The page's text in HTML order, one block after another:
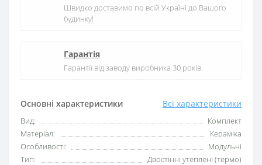
Основні характеристики Всі характеристики
Вид:
Комплект
Матеріал:
Кераміка
Особливості:
Модульні
Тип:
Двостінні утеплені (термо)
Швидко доставимо по всій Україні до Вашого
будинку!
Гарантія
Гарантії від заводу виробника 30 років.